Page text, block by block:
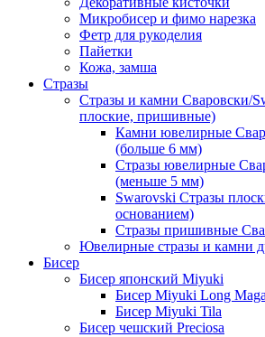
Микробисер и фимо нарезка
Фетр для рукоделия
Пайетки
Кожа, замша
Стразы
Стразы и камни Сваровски/
плоские, пришивные)
Камни ювелирные
(больше 6 мм)
Стразы ювелирные
(меньше 5 мм)
Swarovski Стразы
основанием)
Стразы пришивные
Ювелирные стразы и камни
Бисер
Бисер японский Miyuki
Бисер Miyuki Long
Бисер Miyuki Tila
Бисер чешский Preciosa